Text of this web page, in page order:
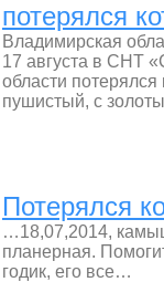
потерялся
Владимирская
17 августа в СНТ
области
пушистый, с
Потерялся
…18,07,2014,
планерная.
годик, его все…